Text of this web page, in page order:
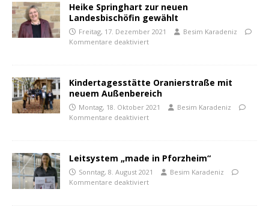
Heike Springhart zur neuen
Landesbischöfin gewählt
Freitag, 17. Dezember 2021
Besim Karadeniz
Kommentare deaktiviert
Kindertagesstätte Oranierstraße mit
neuem Außenbereich
Montag, 18. Oktober 2021
Besim Karadeniz
Kommentare deaktiviert
Leitsystem „made in Pforzheim“
Sonntag, 8. August 2021
Besim Karadeniz
Kommentare deaktiviert